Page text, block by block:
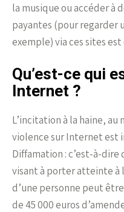
la musique ou accéder à
payantes (pour regarder
exemple) via ces sites
Qu’est-ce qui
Internet ?
L’incitation à la haine,
violence sur Internet est
Diffamation : c’est-à-
visant à porter atteinte à
d’une personne peut
de 45 000 euros